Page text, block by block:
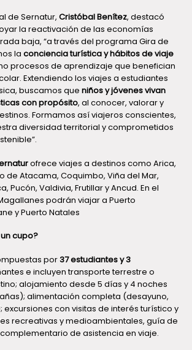
de Sernatur, Cristóbal Benítez, destacó
la reactivación de las economías
baja, “a través del programa Gira de
la conciencia turística y hábitos de viaje
procesos de aprendizaje que benefician
Extendiendo los viajes a estudiantes
buscamos que niños y jóvenes vivan
con propósito, al conocer, valorar y
Formamos así viajeros conscientes,
diversidad territorial y comprometidos
ofrece viajes a destinos como Arica,
de Atacama, Coquimbo, Viña del Mar,
Pucón, Valdivia, Frutillar y Ancud. En el
podrán viajar a Puerto
y Puerto Natales
cupo?
por37 estudiantes y 3
e incluyen transporte terrestre o
alojamiento desde 5 días y 4 noches
alimentación completa (desayuno,
con visitas de interés turístico y
recreativas y medioambientales, guía de
de asistencia en viaje.